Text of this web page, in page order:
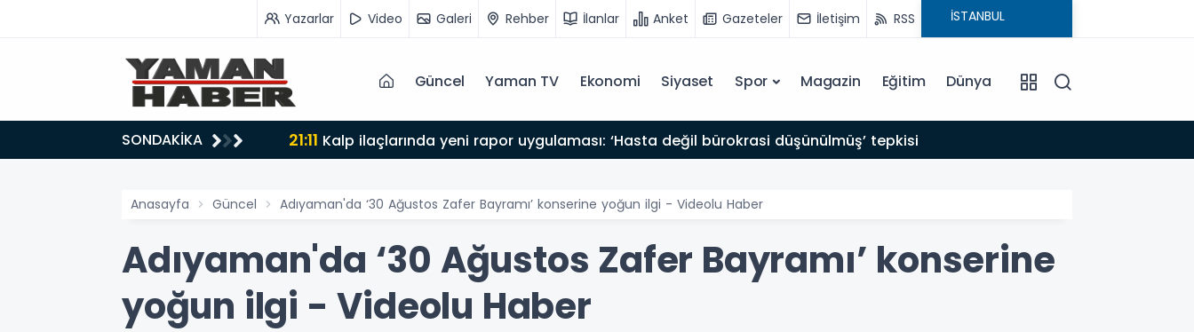
Yazarlar Video Galeri Rehber İlanlar Anket Gazeteler İletişim RSS
Güncel Yaman TV Ekonomi Siyaset Spor Magazin Eğitim Dünya
SONDAKİKA
liralık destek 21:11 Kalp ilaçlarında yeni rapor uygulaması: ‘Hasta değil bürokrasi düşünülmüş’ tepkisi
Anasayfa Güncel Adıyaman'da ‘30 Ağustos Zafer Bayramı’ konserine yoğun ilgi - Videolu Haber
Adıyaman'da ‘30 Ağustos Zafer Bayramı’ konserine
yoğun ilgi - Videolu Haber